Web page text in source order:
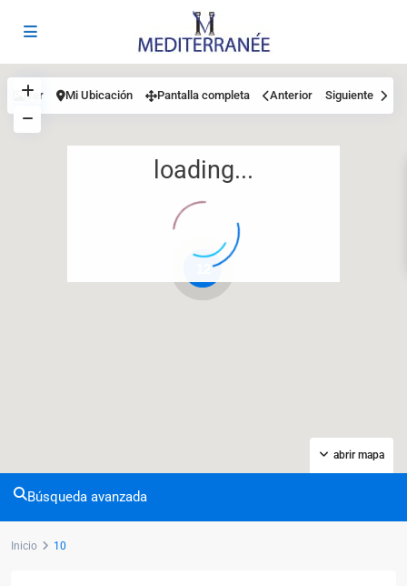
loading...
abrir mapa
Ver Mi Ubicación Pantalla completa Anterior Siguiente
Búsqueda avanzada
Inicio 10